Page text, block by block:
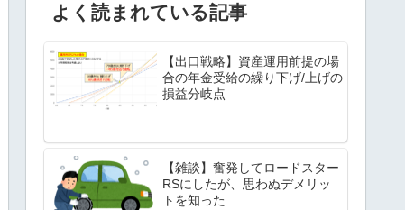
よく読まれている記事
【出口戦略】資産運用前提の場
合の年金受給の繰り下げ/上げの
損益分岐点
【雑談】奮発してロードスター
RSにしたが、思わぬデメリッ
トを知った